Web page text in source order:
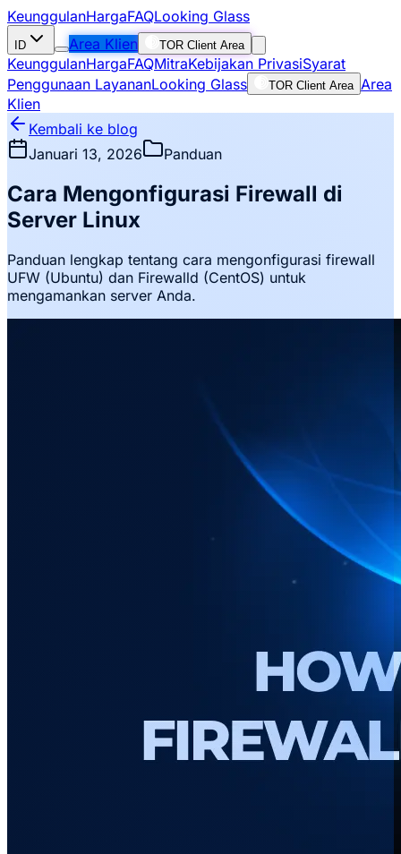
KeunggulanHargaFAQLooking Glass
ID Area Klien TOR Client Area
KeunggulanHargaFAQMitraKebijakan PrivasiSyarat
Penggunaan LayananLooking Glass TOR Client Area Area
Klien
Kembali ke blog
Januari 13, 2026
Panduan
Cara Mengonfigurasi Firewall di
Server Linux
Panduan lengkap tentang cara mengonfigurasi firewall
UFW (Ubuntu) dan Firewalld (CentOS) untuk
mengamankan server Anda.